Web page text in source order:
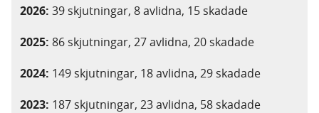
2026: 39 skjutningar, 8 avlidna, 15 skadade
2025: 86 skjutningar, 27 avlidna, 20 skadade
2024: 149 skjutningar, 18 avlidna, 29 skadade
2023: 187 skjutningar, 23 avlidna, 58 skadade